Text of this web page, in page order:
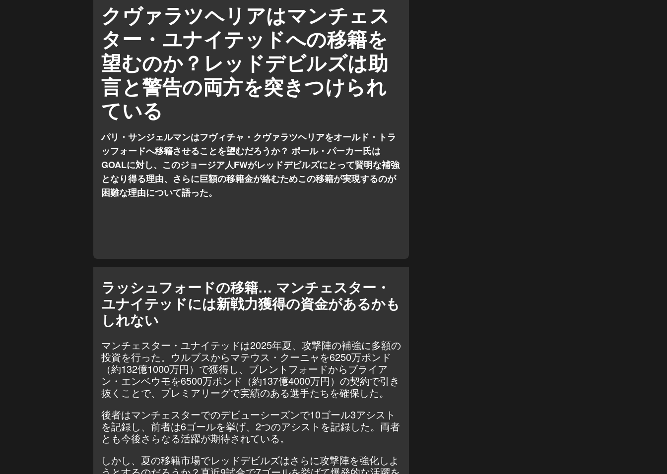
クヴァラツヘリアはマンチェス
ター・ユナイテッドへの移籍を
望むのか？レッドデビルズは助
言と警告の両方を突きつけられ
ている
リーグ・アン
プレミアリーグ
パリ・サンジェルマンはフヴィチャ・クヴァラツヘリアをオールド・トラ
ッフォードへ移籍させることを望むだろうか？ ポール・パーカー氏は
GOALに対し、このジョージア人FWがレッドデビルズにとって賢明な補強
となり得る理由、さらに巨額の移籍金が絡むためこの移籍が実現するのが
困難な理由について語った。
ラッシュフォードの移籍… マンチェスター・
ユナイテッドには新戦力獲得の資金があるかも
しれない
マンチェスター・ユナイテッドは2025年夏、攻撃陣の補強に多額の
投資を行った。ウルブスからマテウス・クーニャを6250万ポンド
（約132億1000万円）で獲得し、ブレントフォードからブライア
ン・エンベウモを6500万ポンド（約137億4000万円）の契約で引き
抜くことで、プレミアリーグで実績のある選手たちを確保した。
後者はマンチェスターでのデビューシーズンで10ゴール3アシスト
を記録し、前者は6ゴールを挙げ、2つのアシストを記録した。両者
とも今後さらなる活躍が期待されている。
しかし、夏の移籍市場でレッドデビルズはさらに攻撃陣を強化しよ